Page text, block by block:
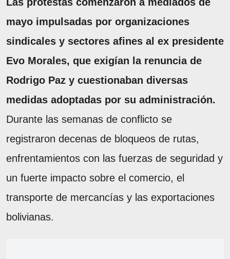
mayo impulsadas por organizaciones
sindicales y sectores afines al ex presidente
Evo Morales, que exigían la renuncia de
Rodrigo Paz y cuestionaban diversas
medidas adoptadas por su administración.
Durante las semanas de conflicto se
registraron decenas de bloqueos de rutas,
enfrentamientos con las fuerzas de seguridad y
un fuerte impacto sobre el comercio, el
transporte de mercancías y las exportaciones
bolivianas.